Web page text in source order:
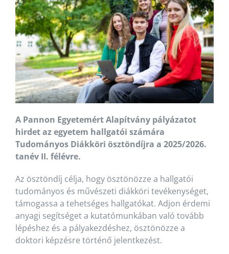
A Pannon Egyetemért Alapítvány pályázatot
hirdet az egyetem hallgatói számára
Tudományos Diákköri ösztöndíjra a 2025/2026.
tanév II. félévre.
Az ösztöndíj célja, hogy ösztönözze a hallgatói
tudományos és művészeti diákköri tevékenységet,
támogassa a tehetséges hallgatókat. Adjon érdemi
anyagi segítséget a kutatómunkában való tovább
lépéshez és a pályakezdéshez, ösztönözze a
doktori képzésre történő jelentkezést.